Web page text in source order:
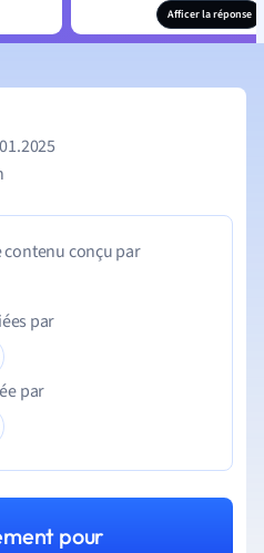
Afficer la réponse
contenu conçu par
par
par
pour